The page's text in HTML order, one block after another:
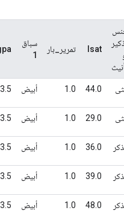
lsat تمرير_بار
سباق
1
ugpa
44.0
1.0 أبيض
29.0
1.0 أبيض
36.0
1.0 أبيض
39.0
1.0 أبيض
48.0
1.0 أبيض